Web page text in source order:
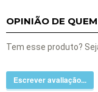
OPINIÃO DE
Tem esse produto?
Escrever avaliação...